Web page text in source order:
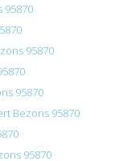
95870
95870
95870
Bezons 95870
95870